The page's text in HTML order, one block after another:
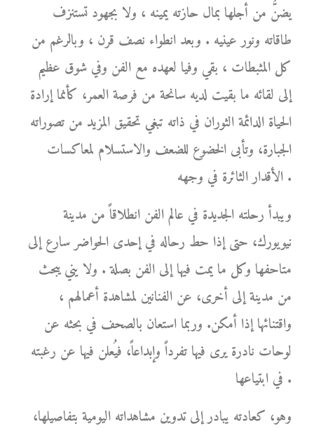
يضنُّ من أجلها بمال حازته يمينه ، ولا بجهود تستنزف
طاقاته ونور عينيه . وبعد انطواء نصف قرن ، وبالرغم من
كل المثبطات ، بقي وفيا لعهده مع الفن وفي شوق عظيم
إلى لقائه ما بقيت لديه سانحة من فرصة العمر، كأنما إرادة
الحياة الدائمة الثوران في ذاته تبغي تحقيق المزيد من تصوراته
الجبارة، وتأبى الخضوع للضعف والاستسلام لمعاكسات
الأقدار الثائرة في وجهه .
ويبدأ رحلته الجديدة في عالم الفن انطلاقاً من مدينة
نيويورك، حتى إذا حط رحاله في إحدى الحواضر سارع إلى
متاحفها وكل ما يمت فيها إلى الفن بصلة . ولا يني يبحث
من مدينة إلى أخرى، عن الفنانين لمشاهدة أعمالهم ،
واقتنائها إذا أمكن. وربما استعان بالصحف في بحثه عن
لوحات نادرة يرى فيها تفرداً وإبداعاً، فيُعلن فيها عن رغبته
في ابتياعها .
وهو، كعادته يبادر إلى تدوين مشاهداته اليومية بتفاصيلها،